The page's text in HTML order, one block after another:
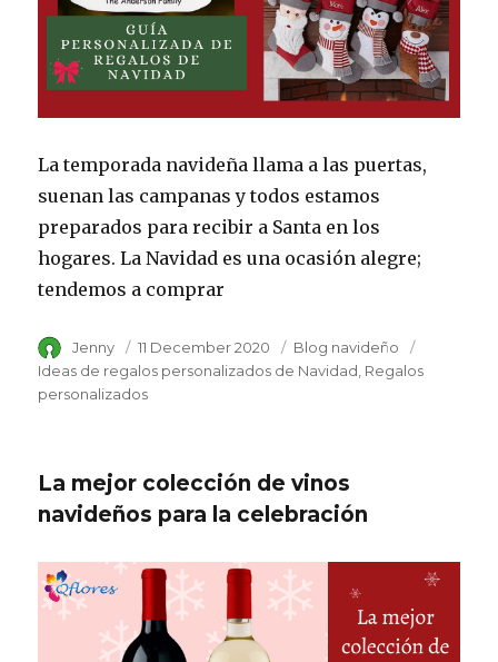
La temporada navideña llama a las puertas,
suenan las campanas y todos estamos
preparados para recibir a Santa en los
hogares. La Navidad es una ocasión alegre;
tendemos a comprar
Author
Jenny
Posted
on
11 December 2020 Category
Blog navideño
Ideas de regalos personalizados de Navidad Regalos
personalizados
La mejor colección de vinos
navideños para la celebración